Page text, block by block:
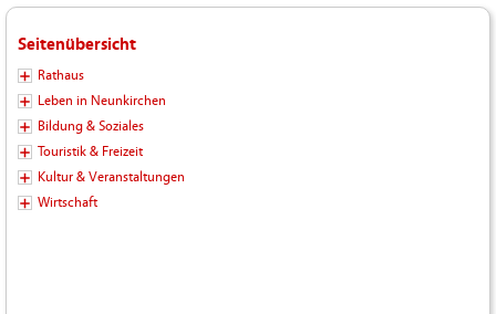
Seitenübersicht
Rathaus
Leben in Neunkirchen
Bildung & Soziales
Touristik & Freizeit
Kultur & Veranstaltungen
Wirtschaft